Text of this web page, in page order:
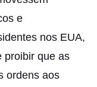
e
nos EUA,
proibir que as
ordens aos